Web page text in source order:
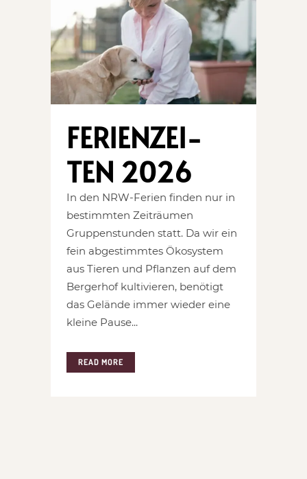
FERI­EN­ZEI­
TEN 2026
In den NRW-Ferien finden nur in
bestimmten Zeiträumen
Gruppenstunden statt. Da wir ein
fein abgestimmtes Ökosystem
aus Tieren und Pflanzen auf dem
Bergerhof kultivieren, benötigt
das Gelände immer wieder eine
kleine Pause...
READ MORE